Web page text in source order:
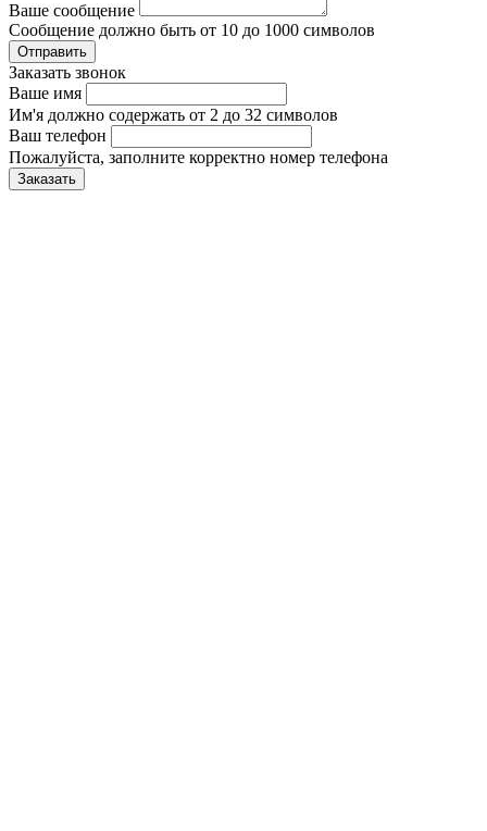
Ваше сообщение
Сообщение должно быть от 10 до 1000 символов
Заказать звонок
Ваше имя
Им'я должно содержать от 2 до 32 символов
Ваш телефон
Пожалуйста, заполните корректно номер телефона